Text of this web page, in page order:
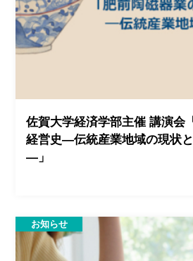
佐賀大学経済学部主催 講演会
経営史―伝統産業地域の現状
―」
お知らせ